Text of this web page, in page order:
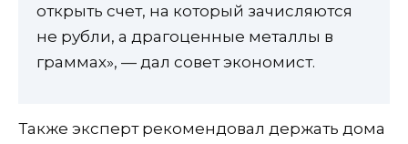
открыть счет, на который зачисляются
не рубли, а драгоценные металлы в
граммах», — дал совет экономист.
Также эксперт рекомендовал держать дома